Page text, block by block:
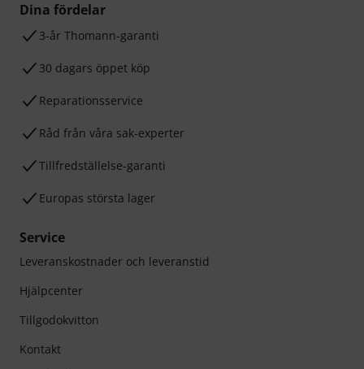
Dina fördelar
3-år Thomann-garanti
30 dagars öppet köp
Reparationsservice
Råd från våra sak-experter
Tillfredställelse-garanti
Europas största lager
Service
Leveranskostnader och leveranstid
Hjälpcenter
Tillgodokvitton
Kontakt